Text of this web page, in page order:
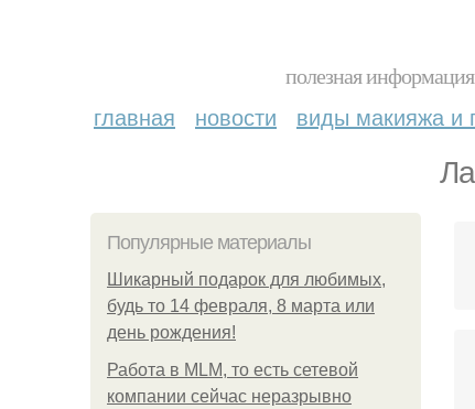
полезная
главная новости виды макияжа и
Популярные материалы
Шикарный подарок для любимых,
будь то 14 февраля, 8 марта или
день рождения!
Работа в MLM, то есть сетевой
компании сейчас неразрывно